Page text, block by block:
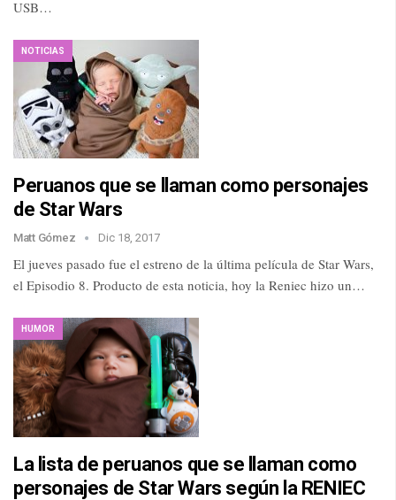
USB…
NOTICIAS
Peruanos que se llaman como personajes
de Star Wars
Matt Gómez Dic 18, 2017
El jueves pasado fue el estreno de la última película de Star Wars,
el Episodio 8. Producto de esta noticia, hoy la Reniec hizo un…
HUMOR
La lista de peruanos que se llaman como
personajes de Star Wars según la RENIEC